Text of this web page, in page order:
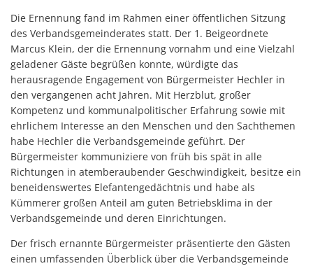
Die Ernennung fand im Rahmen einer öffentlichen Sitzung
des Verbandsgemeinderates statt. Der 1. Beigeordnete
Marcus Klein, der die Ernennung vornahm und eine Vielzahl
geladener Gäste begrüßen konnte, würdigte das
herausragende Engagement von Bürgermeister Hechler in
den vergangenen acht Jahren. Mit Herzblut, großer
Kompetenz und kommunalpolitischer Erfahrung sowie mit
ehrlichem Interesse an den Menschen und den Sachthemen
habe Hechler die Verbandsgemeinde geführt. Der
Bürgermeister kommuniziere von früh bis spät in alle
Richtungen in atemberaubender Geschwindigkeit, besitze ein
beneidenswertes Elefantengedächtnis und habe als
Kümmerer großen Anteil am guten Betriebsklima in der
Verbandsgemeinde und deren Einrichtungen.
Der frisch ernannte Bürgermeister präsentierte den Gästen
einen umfassenden Überblick über die Verbandsgemeinde